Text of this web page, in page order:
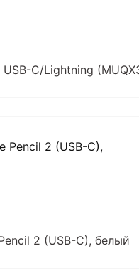
C/Lightning
2 (USB-C), белый